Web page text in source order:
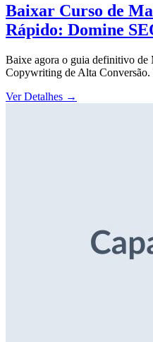
Baixar Curso de
Rápido: Domine
Baixe agora o guia definitivo
Copywriting de Alta Conversão.
Ver Detalhes →